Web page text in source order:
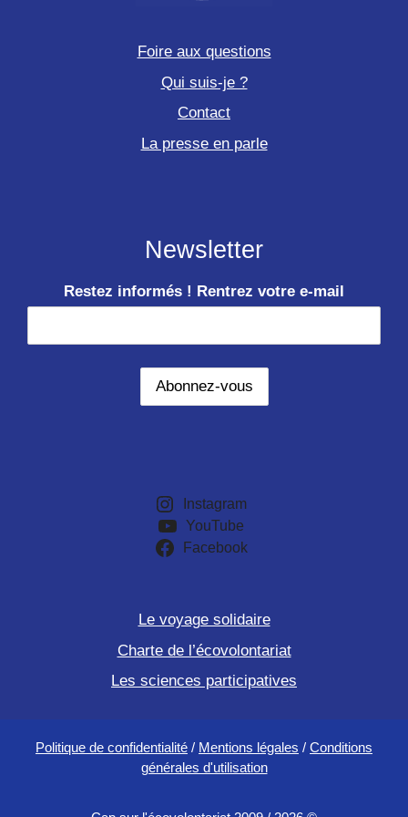
Foire aux questions
Qui suis-je ?
Contact
La presse en parle
Newsletter
Restez informés ! Rentrez votre e-mail
Instagram
YouTube
Facebook
Le voyage solidaire
Charte de l’écovolontariat
Les sciences participatives
Politique de confidentialité / Mentions légales / Conditions
générales d'utilisation